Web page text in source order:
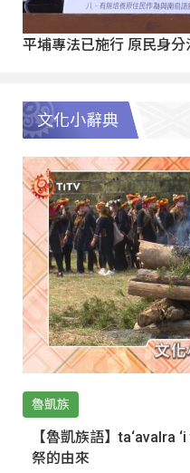
平埔專法已施行 原民身
文化小辭典
魯凱族
【魯凱族語】ta‘avalra
祭的由來